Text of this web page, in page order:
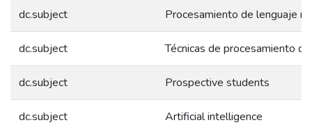
dc.subject Procesamiento de lenguaje
dc.subject Técnicas de procesamiento
dc.subject Prospective students
dc.subject Artificial intelligence